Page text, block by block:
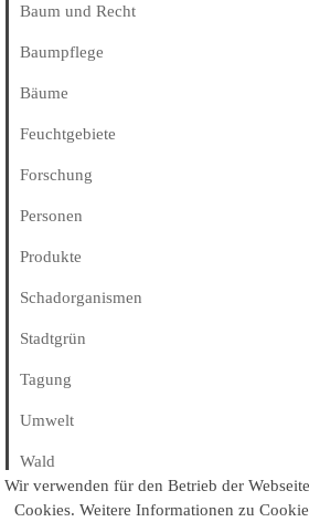
Baum und Recht
Baumpflege
Bäume
Feuchtgebiete
Forschung
Personen
Produkte
Schadorganismen
Stadtgrün
Tagung
Umwelt
Wald
Alle Kategorien
Wir verwenden für den Betrieb der
Cookies. Weitere Informationen zu